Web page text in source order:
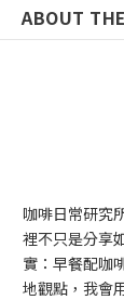
ABOUT
咖啡日常研究
裡不只是分享
實：早餐配咖
地觀點，我會